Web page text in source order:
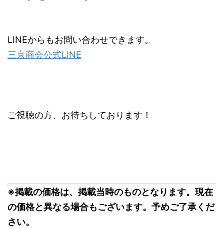
LINEからもお問い合わせできます。
三京商会公式LINE
ご視聴の方、お待ちしております！
※掲載の価格は、掲載当時のものとなります。現在
の価格と異なる場合もございます。予めご了承くだ
さい。